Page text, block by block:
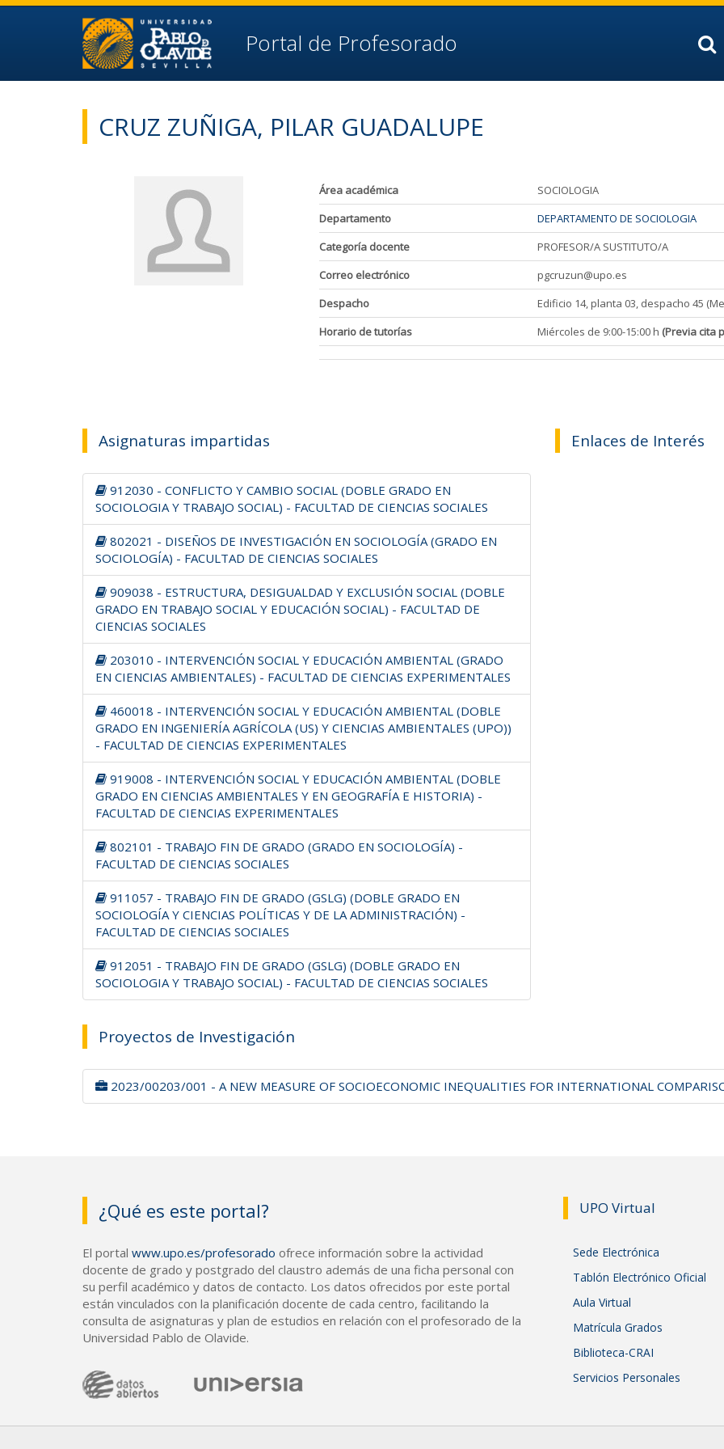
Ir al contenido principal de la página (alt + s)
Ir a la cabecera de la página (alt + c)
Ir al pie de la página (alt + p)
Ir al menú principal (alt + u)
Portal de Profesorado
CRUZ ZUÑIGA, PILAR GUADALUPE
Área académica
SOCIOLOGIA
Departamento
DEPARTAMENTO DE SOCIOLOGIA
Categoría docente
PROFESOR/A SUSTITUTO/A
Correo electrónico
pgcruzun@upo.es
Despacho
Edificio 14, planta 03, despacho 45
Horario de tutorías
Miércoles de 9:00-15:00 h (Previa cita
Asignaturas impartidas
912030 - CONFLICTO Y CAMBIO SOCIAL (DOBLE GRADO EN
SOCIOLOGIA Y TRABAJO SOCIAL) - FACULTAD DE CIENCIAS SOCIALES
802021 - DISEÑOS DE INVESTIGACIÓN EN SOCIOLOGÍA (GRADO EN
SOCIOLOGÍA) - FACULTAD DE CIENCIAS SOCIALES
909038 - ESTRUCTURA, DESIGUALDAD Y EXCLUSIÓN SOCIAL (DOBLE
GRADO EN TRABAJO SOCIAL Y EDUCACIÓN SOCIAL) - FACULTAD DE
CIENCIAS SOCIALES
203010 - INTERVENCIÓN SOCIAL Y EDUCACIÓN AMBIENTAL (GRADO
EN CIENCIAS AMBIENTALES) - FACULTAD DE CIENCIAS EXPERIMENTALES
460018 - INTERVENCIÓN SOCIAL Y EDUCACIÓN AMBIENTAL (DOBLE
GRADO EN INGENIERÍA AGRÍCOLA (US) Y CIENCIAS AMBIENTALES (UPO))
- FACULTAD DE CIENCIAS EXPERIMENTALES
919008 - INTERVENCIÓN SOCIAL Y EDUCACIÓN AMBIENTAL (DOBLE
GRADO EN CIENCIAS AMBIENTALES Y EN GEOGRAFÍA E HISTORIA) -
FACULTAD DE CIENCIAS EXPERIMENTALES
802101 - TRABAJO FIN DE GRADO (GRADO EN SOCIOLOGÍA) -
FACULTAD DE CIENCIAS SOCIALES
911057 - TRABAJO FIN DE GRADO (GSLG) (DOBLE GRADO EN
SOCIOLOGÍA Y CIENCIAS POLÍTICAS Y DE LA ADMINISTRACIÓN) -
FACULTAD DE CIENCIAS SOCIALES
912051 - TRABAJO FIN DE GRADO (GSLG) (DOBLE GRADO EN
SOCIOLOGIA Y TRABAJO SOCIAL) - FACULTAD DE CIENCIAS SOCIALES
Enlaces de Interés
Proyectos de Investigación
2023/00203/001 - A NEW MEASURE OF SOCIOECONOMIC INEQUALITIES FOR INTERNATIONAL
¿Qué es este portal?
El portal www.upo.es/profesorado ofrece información sobre la actividad
docente de grado y postgrado del claustro además de una ficha personal con
su perfil académico y datos de contacto. Los datos ofrecidos por este portal
están vinculados con la planificación docente de cada centro, facilitando la
consulta de asignaturas y plan de estudios en relación con el profesorado de la
Universidad Pablo de Olavide.
UPO Virtual
Sede Electrónica
Tablón Electrónico Oficial
Aula Virtual
Matrícula Grados
Biblioteca-CRAI
Servicios Personales